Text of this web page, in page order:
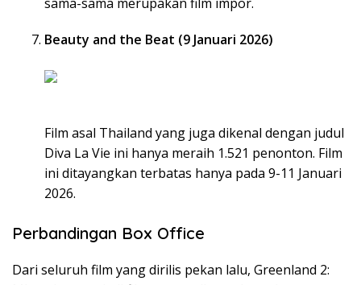
Beauty and the Beat (9 Januari 2026)
Film asal Thailand yang juga dikenal dengan judul
Diva La Vie ini hanya meraih 1.521 penonton. Film
ini ditayangkan terbatas hanya pada 9-11 Januari
2026.
Perbandingan Box Office
Dari seluruh film yang dirilis pekan lalu, Greenland 2: